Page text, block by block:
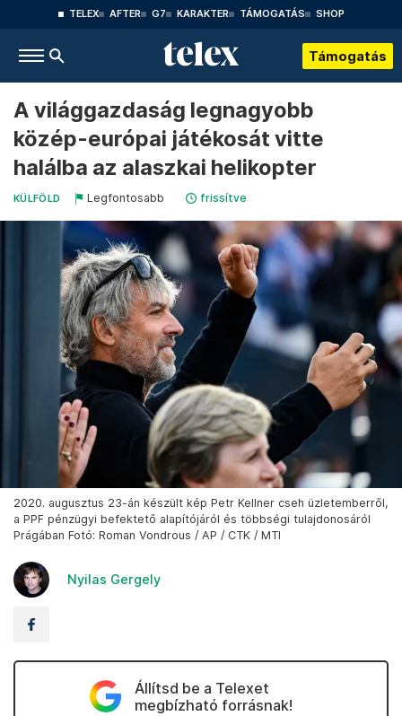
TELEX AFTER G7 KARAKTER TÁMOGATÁS SHOP
Támogatás
A világgazdaság legnagyobb
közép-európai játékosát vitte
halálba az alaszkai helikopter
KÜLFÖLD Legfontosabb frissítve
2020. augusztus 23-án készült kép Petr Kellner cseh üzletemberről,
a PPF pénzügyi befektető alapítójáról és többségi tulajdonosáról
Prágában Fotó: Roman Vondrous / AP / CTK / MTI
Nyilas Gergely
Állítsd be a Telexet
megbízható forrásnak!